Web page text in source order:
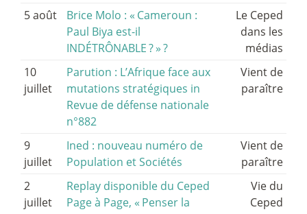
5 août Brice Molo : « Cameroun :
Paul Biya est-il
INDÉTRÔNABLE?»?
Le Ceped
dans les
médias
10
juillet
Parution : L’Afrique face aux
mutations stratégiques in
Revue de défense nationale
n°882
Vient de
paraître
9
juillet
Ined : nouveau numéro de
Population et Sociétés
Vient de
paraître
2
juillet
Replay disponible du Ceped
Page à Page, « Penser la
Vie du
Ceped